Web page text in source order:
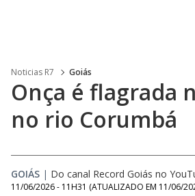
Noticias R7 Goiás
Onça é flagrada
no rio Corumbá
GOIÁS | Do canal Record Goiás no
11/06/2026 - 11H31 (ATUALIZADO EM 11/06/